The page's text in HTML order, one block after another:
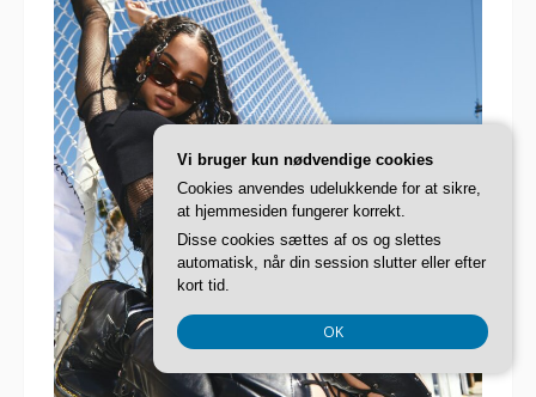
Vi bruger kun nødvendige cookies
Cookies anvendes udelukkende for at sikre,
at hjemmesiden fungerer korrekt.
Disse cookies sættes af os og slettes
automatisk, når din session slutter eller efter
kort tid.
OK